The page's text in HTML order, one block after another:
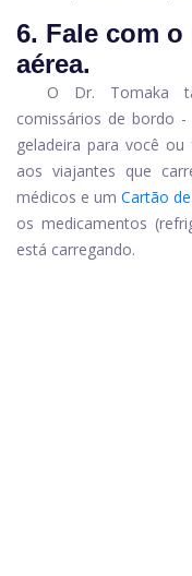
6. Fale com
aérea.
O Dr. Tomaka
comissários de bordo
geladeira para você
aos viajantes que
médicos e um Cartão
os medicamentos
está carregando.